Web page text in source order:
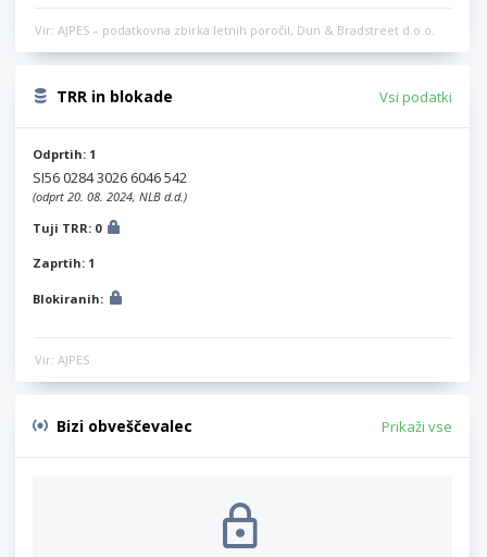
Vir: AJPES – podatkovna zbirka letnih poročil, Dun & Bradstreet d.o.o.
TRR in blokade Vsi podatki
Odprtih: 1
SI56 0284 3026 6046 542
(odprt 20. 08. 2024, NLB d.d.)
Tuji TRR: 0
Zaprtih: 1
Blokiranih:
Vir: AJPES
Bizi obveščevalec Prikaži vse